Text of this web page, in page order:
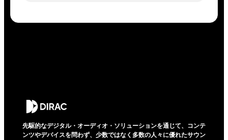
先駆的なデジタル・オーディオ・ソリューションを通じて、コンテ
ンツやデバイスを問わず、少数ではなく多数の人々に優れたサウン